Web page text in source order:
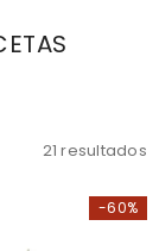
21 resultados
-60%